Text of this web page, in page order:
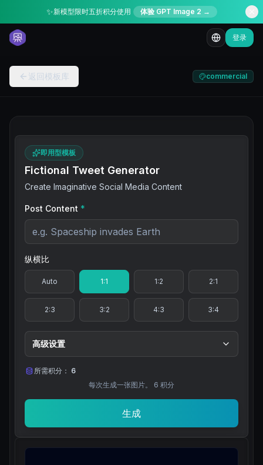
✨新模型限时五折积分使用 体验 GPT Image 2 →
登录
返回模板库 commercial
即用型模板
Fictional Tweet Generator
Create Imaginative Social Media Content
Post Content *
纵横比
Auto 1:1 1:2 2:1
2:3 3:2 4:3 3:4
高级设置
所需积分： 6
每次生成一张图片。
6 积分
生成